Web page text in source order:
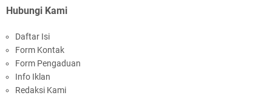
Hubungi Kami
Daftar Isi
Form Kontak
Form Pengaduan
Info Iklan
Redaksi Kami